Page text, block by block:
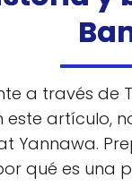
a través de
artículo,
Yannawa.
qué es una